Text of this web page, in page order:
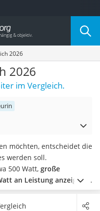
2026
2026
im Vergleich.
möchten, entscheidet die
werden soll.
500 Watt, große
an Leistung anzeigen
auf die Zeitspanne,
Mit mehr Watt geht es